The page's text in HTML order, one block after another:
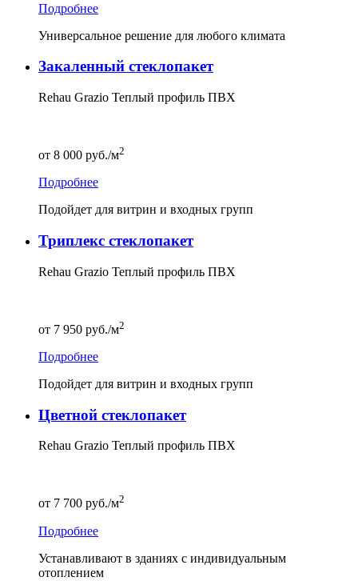
Подробнее
Универсальное решение для любого климата
Закаленный стеклопакет
Rehau Grazio Теплый профиль ПВХ
от 8 000 руб./м2
Подробнее
Подойдет для витрин и входных групп
Триплекс стеклопакет
Rehau Grazio Теплый профиль ПВХ
от 7 950 руб./м2
Подробнее
Подойдет для витрин и входных групп
Цветной стеклопакет
Rehau Grazio Теплый профиль ПВХ
от 7 700 руб./м2
Подробнее
Устанавливают в зданиях с индивидуальным
отоплением